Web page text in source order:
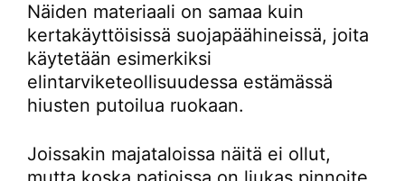
Näiden materiaali on samaa kuin
kertakäyttöisissä suojapäähineissä, joita
käytetään esimerkiksi
elintarviketeollisuudessa estämässä
hiusten putoilua ruokaan.
Joissakin majataloissa näitä ei ollut,